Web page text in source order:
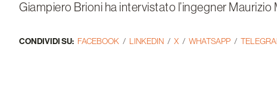
Giampiero Brioni ha intervistato l’ingegner Maurizio
CONDIVIDI SU: FACEBOOK LINKEDIN X WHATSAPP